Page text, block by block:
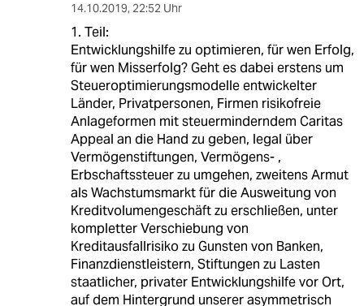
14.10.2019, 22:52 Uhr
1. Teil:
Entwicklungshilfe zu optimieren, für wen Erfolg,
für wen Misserfolg? Geht es dabei erstens um
Steueroptimierungsmodelle entwickelter
Länder, Privatpersonen, Firmen risikofreie
Anlageformen mit steuerminderndem Caritas
Appeal an die Hand zu geben, legal über
Vermögenstiftungen, Vermögens- ,
Erbschaftssteuer zu umgehen, zweitens Armut
als Wachstumsmarkt für die Ausweitung von
Kreditvolumengeschäft zu erschließen, unter
kompletter Verschiebung von
Kreditausfallrisiko zu Gunsten von Banken,
Finanzdienstleistern, Stiftungen zu Lasten
staatlicher, privater Entwicklungshilfe vor Ort,
auf dem Hintergrund unserer asymmetrisch